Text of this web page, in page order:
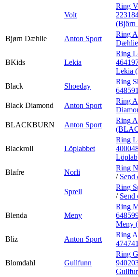
Volt
Ring
(Björn
Bjørn Dæhlie
Anton Sport
Ring
BKids Lekia
Ring
Lekia
Black
Shoeday
Ring
Black Diamond
Anton Sport
Ring
BLACKBURN
Anton Sport
Ring
Blackroll Löplabbet
Ring
Blafre
Norli
Ring
/ Send
Sprell
Ring
/ Send
Blenda Meny
Ring
Meny
Bliz
Anton Sport
Ring
Blomdahl Gullfunn
Ring